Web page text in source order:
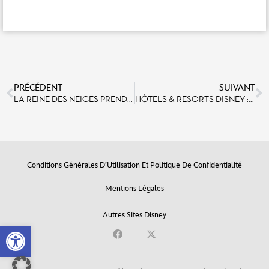
Open toolbar
PRÉCÉDENT
LA REINE DES NEIGES PREND VIE À DISNEYLAND® PARIS JUSQU’AU 3 MAI 2020 !
SUIVANT
HÔTELS & RESORTS DISNEY : UNE EXPÉRIENCE DE VACANCES DISNEY UNIQUE À DISNEYLAND PARIS
Conditions Générales D’Utilisation Et Politique De Confidentialité
Mentions Légales
Autres Sites Disney